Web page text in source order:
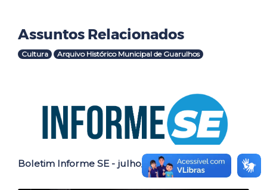
Assuntos Relacionados
Cultura Arquivo Histórico Municipal de Guarulhos
Boletim Informe SE - julho_2026